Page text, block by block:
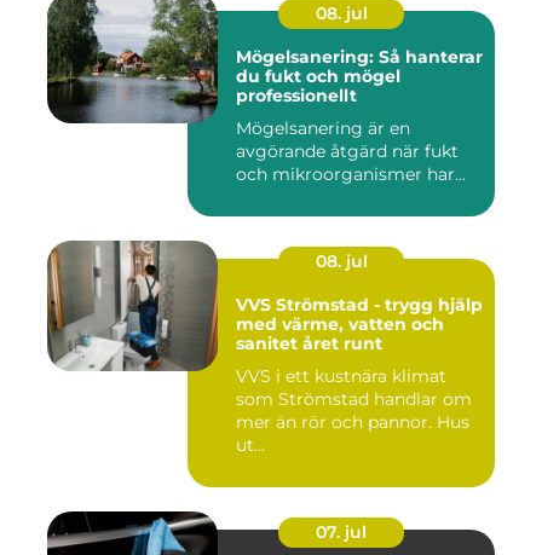
08. jul
Mögelsanering: Så hanterar
du fukt och mögel
professionellt
Mögelsanering är en
avgörande åtgärd när fukt
och mikroorganismer har...
08. jul
VVS Strömstad - trygg hjälp
med värme, vatten och
sanitet året runt
VVS i ett kustnära klimat
som Strömstad handlar om
mer än rör och pannor. Hus
ut...
07. jul